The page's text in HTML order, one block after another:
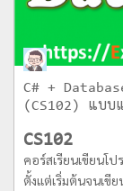
C# +
(CS102) แบบ
CS102
คอร์สเรียนเขียนโ
ตั้งแต่เริ่มต้นจนเขีย